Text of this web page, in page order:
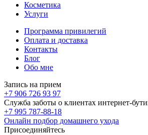
Косметика
Услуги
Программа привилегий
Оплата и доставка
Контакты
Блог
Обо мне
Запись на прием
+7 906 726 93 97
Служба заботы о клиентах интернет-
+7 995 787-88-18
Онлайн подбор домашнего ухода
Присоединяйтесь